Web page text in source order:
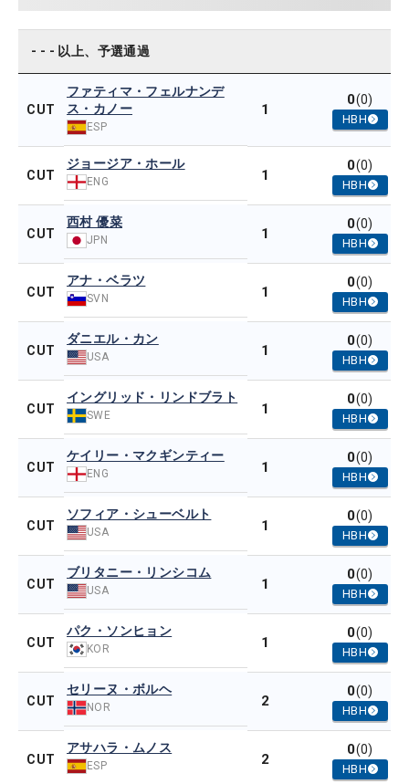
- - - 以上、予選通過
CUT
ファティマ・フェルナンデ
ス・カノー
ESP
1
0(0)
HBH
CUT
ジョージア・ホール
ENG 1
0(0)
HBH
CUT
西村 優菜
JPN 1
0(0)
HBH
CUT
アナ・ベラツ
SVN 1
0(0)
HBH
CUT
ダニエル・カン
USA 1
0(0)
HBH
CUT
イングリッド・リンドブラト
SWE 1
0(0)
HBH
CUT
ケイリー・マクギンティー
ENG 1
0(0)
HBH
CUT
ソフィア・シューベルト
USA 1
0(0)
HBH
CUT
ブリタニー・リンシコム
USA 1
0(0)
HBH
CUT
パク・ソンヒョン
KOR 1
0(0)
HBH
CUT
セリーヌ・ボルヘ
NOR 2
0(0)
HBH
CUT
アサハラ・ムノス
ESP 2
0(0)
HBH